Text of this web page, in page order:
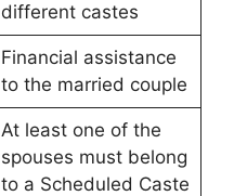
different castes
Financial assistance
to the married couple
At least one of the
spouses must belong
to a Scheduled Caste